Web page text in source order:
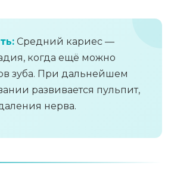
Средний кариес —
когда ещё можно
зуба. При дальнейшем
развивается пульпит,
нерва.